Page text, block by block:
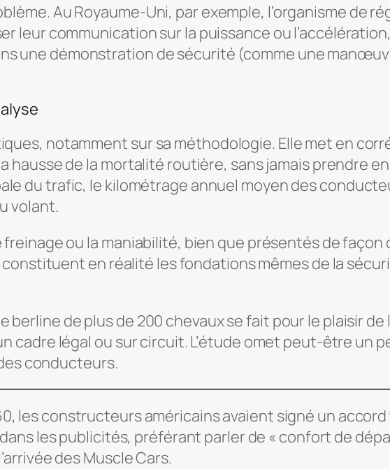
Au Royaume-Uni, par exemple, l’organisme de
communication sur la puissance ou
une démonstration de sécurité (comme une
notamment sur sa méthodologie. Elle met en
hausse de la mortalité routière, sans jamais prendre
du trafic, le kilométrage annuel moyen des
volant.
ou la maniabilité, bien que présentés de façon
en réalité les fondations mêmes de la
de plus de 200 chevaux se fait pour le plaisir de
cadre légal ou sur circuit. L’étude omet peut-être un
conducteurs.
les constructeurs américains avaient signé un
les publicités, préférant parler de « confort de
desMuscle Cars.